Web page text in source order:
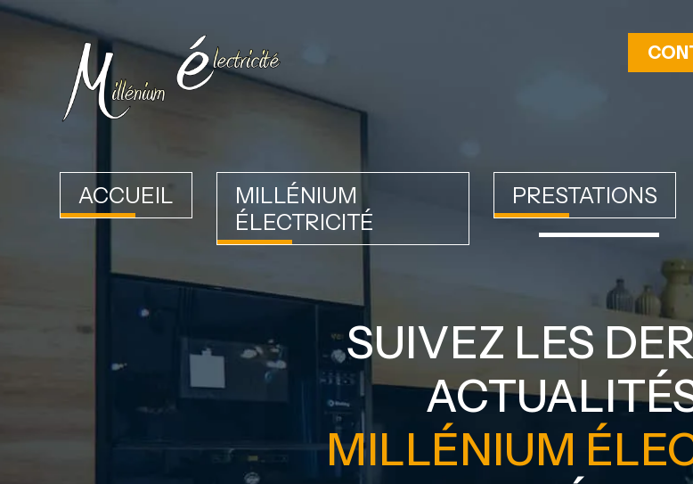
ACCUEIL
MILLÉNIUM
ÉLECTRICITÉ
PRESTATIONS
SUIVEZ LES
MILLÉNIUM